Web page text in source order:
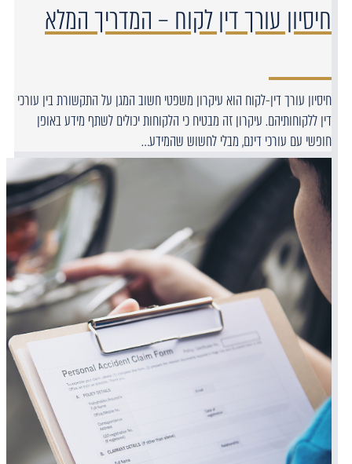
חיסיון עורך דין לקוח – המדריך המלא
חיסיון עורך דין-לקוח הוא עיקרון משפטי חשוב המגן על התקשורת בין עורכי
דין ללקוחותיהם. עיקרון זה מבטיח כי הלקוחות יכולים לשתף מידע באופן
חופשי עם עורכי דינם, מבלי לחשוש שהמידע…